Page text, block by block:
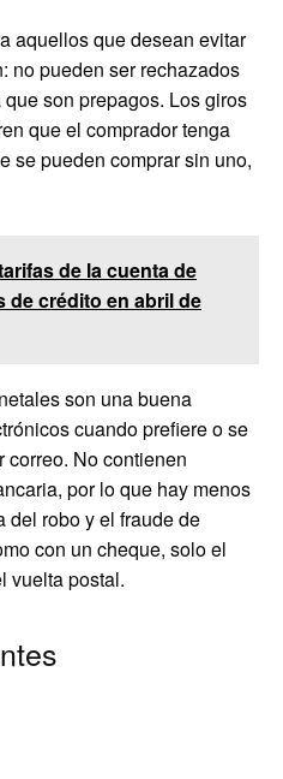
aquellos que desean evitar
no pueden ser rechazados
son prepagos. Los giros
que el comprador tenga
se pueden comprar sin uno,
de la cuenta de
de crédito en abril de
son una buena
cuando prefiere o se
correo. No contienen
por lo que hay menos
del robo y el fraude de
con un cheque, solo el
vuelta postal.